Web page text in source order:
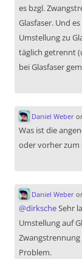
es bzgl.
Glasfaser. Und
Umstellung zu
täglich getrennt
bei Glasfaser
Daniel Weber
Was ist die
oder vorher zum
Daniel Weber
@dirkscheSehr
Umstellung auf
Problem.